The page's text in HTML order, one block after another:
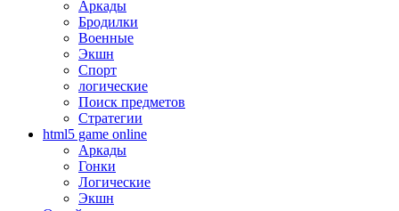
Аркады
Бродилки
Военные
Экшн
Спорт
логические
Поиск предметов
Стратегии
html5 game online
Аркады
Гонки
Логические
Экшн